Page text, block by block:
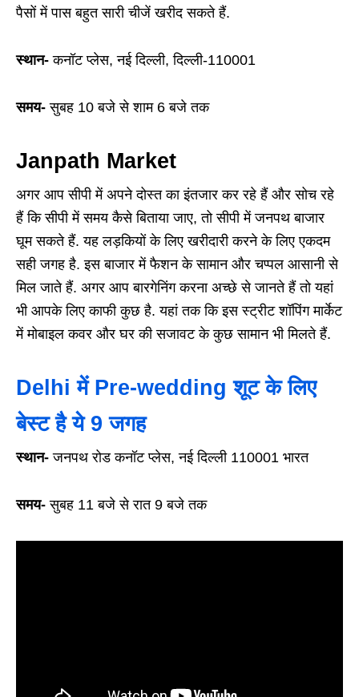
पैसों में पास बहुत सारी चीजें खरीद सकते हैं.
स्थान- कनॉट प्लेस, नई दिल्ली, दिल्ली-110001
समय- सुबह 10 बजे से शाम 6 बजे तक
Janpath Market
अगर आप सीपी में अपने दोस्त का इंतजार कर रहे हैं और सोच रहे
हैं कि सीपी में समय कैसे बिताया जाए, तो सीपी में जनपथ बाजार
घूम सकते हैं. यह लड़कियों के लिए खरीदारी करने के लिए एकदम
सही जगह है. इस बाजार में फैशन के सामान और चप्पल आसानी से
मिल जाते हैं. अगर आप बारगेनिंग करना अच्छे से जानते हैं तो यहां
भी आपके लिए काफी कुछ है. यहां तक कि इस स्ट्रीट शॉपिंग मार्केट
में मोबाइल कवर और घर की सजावट के कुछ सामान भी मिलते हैं.
Delhi में Pre-wedding शूट के लिए
बेस्ट है ये 9 जगह
स्थान- जनपथ रोड कनॉट प्लेस, नई दिल्ली 110001 भारत
समय- सुबह 11 बजे से रात 9 बजे तक